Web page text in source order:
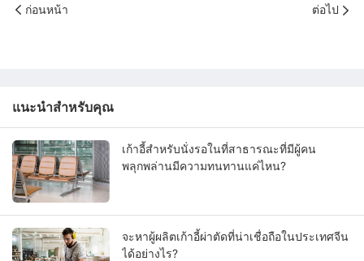
ก่อนหน้า ต่อไป
แนะนำสำหรับคุณ
เก้าอี้สำหรับนั่งรอในที่สาธารณะที่มีผู้คน
พลุกพล่านมีความทนทานแค่ไหน?
จะหาผู้ผลิตเก้าอี้ผ่าตัดที่น่าเชื่อถือในประเทศจีน
ได้อย่างไร?